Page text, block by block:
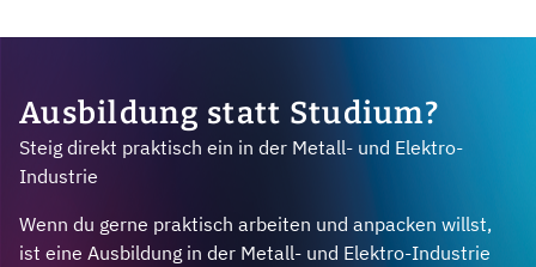
Ausbildung statt Studium?
Steig direkt praktisch ein in der Metall- und Elektro-
Industrie
Wenn du gerne praktisch arbeiten und anpacken willst,
ist eine Ausbildung in der Metall- und Elektro-Industrie